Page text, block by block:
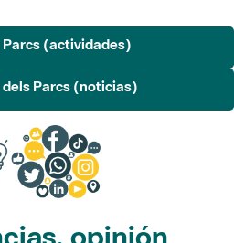
Parcs (actividades)
Parcs (noticias)